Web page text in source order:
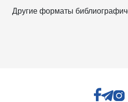
Другие форматы